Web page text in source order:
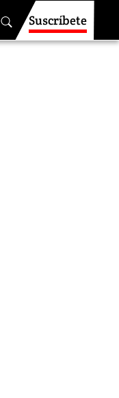
Suscríbete